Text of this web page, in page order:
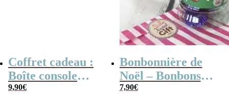
Coffret cadeau :
Boîte console
retro remplie de
9,90€
Bonbonnière de
Noël – Bonbons
Chocolat glacé en
7,90€